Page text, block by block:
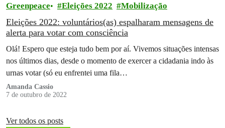
Greenpeace Eleições 2022 Mobilização
Eleições 2022: voluntários(as) espalharam mensagens de
alerta para votar com consciência
Olá! Espero que esteja tudo bem por aí. Vivemos situações intensas
nos últimos dias, desde o momento de exercer a cidadania indo às
urnas votar (só eu enfrentei uma fila…
Amanda Cassio
7 de outubro de 2022
Ver todos os posts